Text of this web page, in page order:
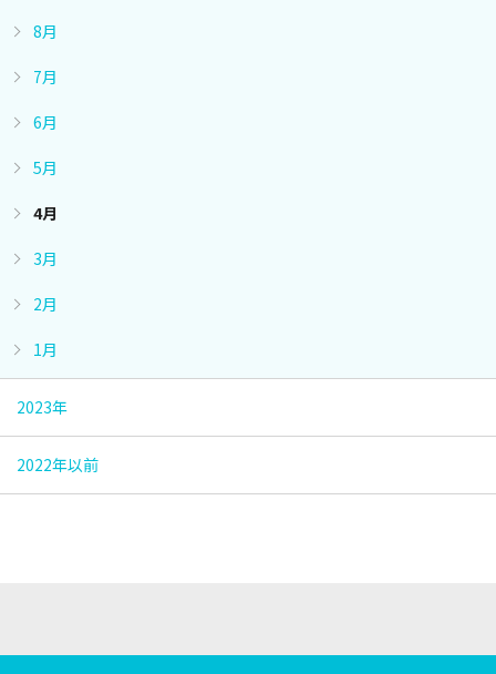
8月
7月
6月
5月
4月
3月
2月
1月
2023年
2022年以前